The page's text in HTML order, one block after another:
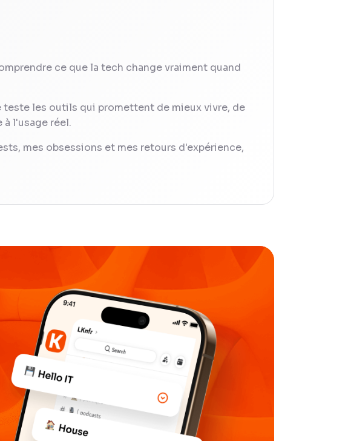
ce que la tech change vraiment quand
les outils qui promettent de mieux vivre, de
l'usage réel.
mes obsessions et mes retours d'expérience,